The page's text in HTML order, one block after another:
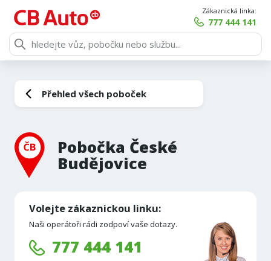
Zákaznická linka:
777 444 141
Přehled všech poboček
Pobočka České
Budějovice
Volejte zákaznickou linku:
Naši operátoři rádi zodpoví vaše dotazy.
777 444 141